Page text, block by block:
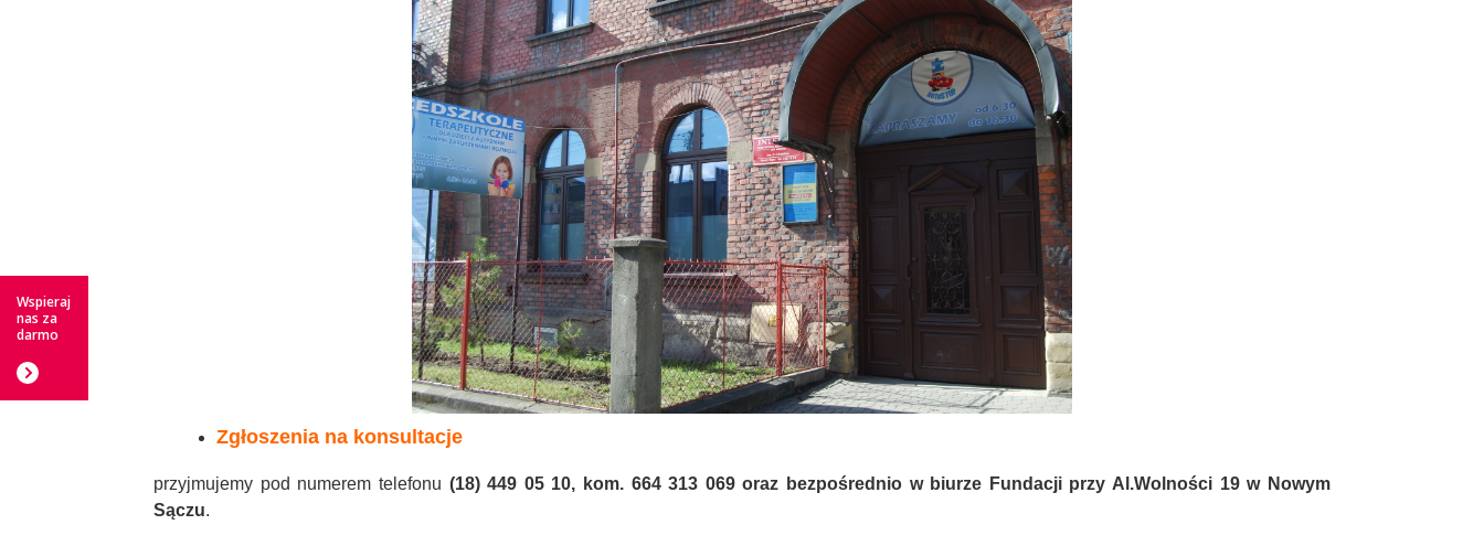
Zgłoszenia na konsultacje
przyjmujemy pod numerem telefonu (18) 449 05 10, kom. 664 313 069 oraz bezpośrednio w biurze Fundacji przy Al.Wolności 19 w Nowym
Sączu.
Wspieraj
nas za
darmo